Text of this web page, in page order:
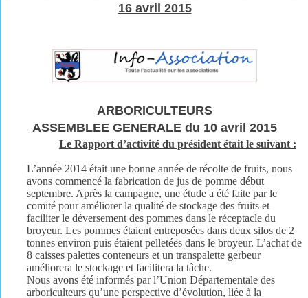
16 avril 2015
ARBORICULTEURS
ASSEMBLEE GENERALE du 10 avril 2015
Le Rapport d’activité du président était le suivant :
L’année 2014 était une bonne année de récolte de fruits, nous
avons commencé la fabrication de jus de pomme début
septembre. Après la campagne, une étude a été faite par le
comité pour améliorer la qualité de stockage des fruits et
faciliter le déversement des pommes dans le réceptacle du
broyeur. Les pommes étaient entreposées dans deux silos de 2
tonnes environ puis étaient pelletées dans le broyeur. L’achat de
8 caisses palettes conteneurs et un transpalette gerbeur
améliorera le stockage et facilitera la tâche.
Nous avons été informés par l’Union Départementale des
arboriculteurs qu’une perspective d’évolution, liée à la